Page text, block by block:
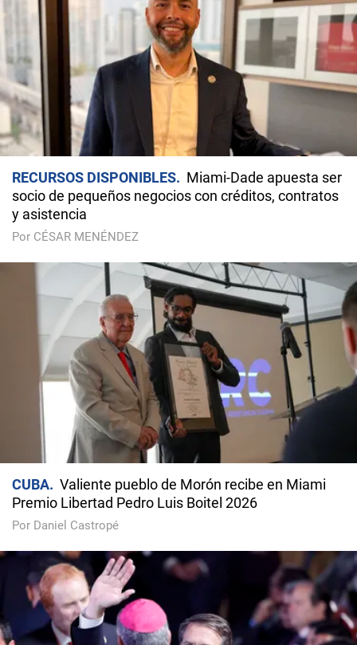
RECURSOS DISPONIBLES
Miami-Dade apuesta ser
socio de pequeños negocios con créditos, contratos
y asistencia
Por CÉSAR MENÉNDEZ
CUBA
Valiente pueblo de Morón recibe en Miami
Premio Libertad Pedro Luis Boitel 2026
Por Daniel Castropé